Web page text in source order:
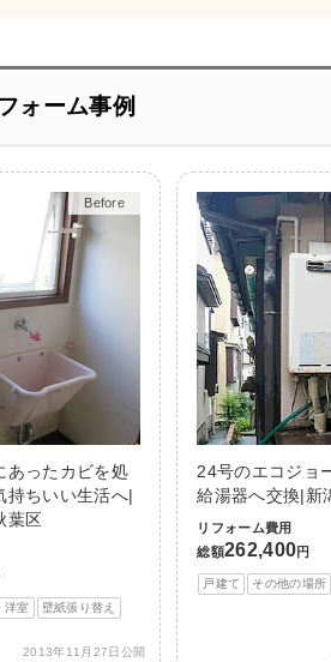
ォーム事例
Before
After
あったカビを処
持ちいい生活へ|
葉区
洋室 壁紙張り替え
2013年11月27日公開
24号のエコジョ
給湯器へ交換|新
リフォーム費用
総額262,400円
戸建て その他の場所